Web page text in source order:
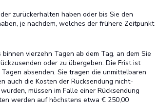
zurückerhalten haben oder bis Sie den
je nachdem, welches der frühere Zeitpunkt
vierzehn Tagen ab dem Tag, an dem Sie
oder zu übergeben. Die Frist ist
absenden. Sie tragen die unmittelbaren
auch die Kosten der Rücksendung nicht-
müssen im Falle einer Rücksendung
werden auf höchstens etwa € 250,00